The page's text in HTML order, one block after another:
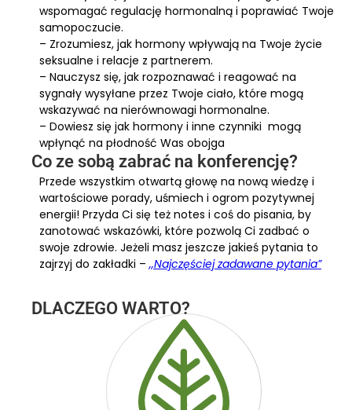
wspomagać regulację hormonalną i poprawiać Twoje
samopoczucie.
– Zrozumiesz, jak hormony wpływają na Twoje życie
seksualne i relacje z partnerem.
– Nauczysz się, jak rozpoznawać i reagować na
sygnały wysyłane przez Twoje ciało, które mogą
wskazywać na nierównowagi hormonalne.
– Dowiesz się jak hormony i inne czynniki mogą
wpłynąć na płodność Was obojga
Co ze sobą zabrać na konferencję?
Przede wszystkim otwartą głowę na nową wiedzę i
wartościowe porady, uśmiech i ogrom pozytywnej
energii! Przyda Ci się też notes i coś do pisania, by
zanotować wskazówki, które pozwolą Ci zadbać o
swoje zdrowie. Jeżeli masz jeszcze jakieś pytania to
zajrzyj do zakładki –,,Najczęściej zadawane pytania”
DLACZEGO WARTO?